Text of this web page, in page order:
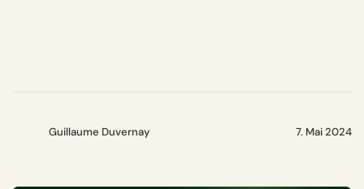
Guillaume Duvernay 7. Mai 2024